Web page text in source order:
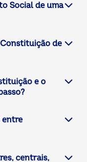
Social de uma
de
e o
entre
centrais,